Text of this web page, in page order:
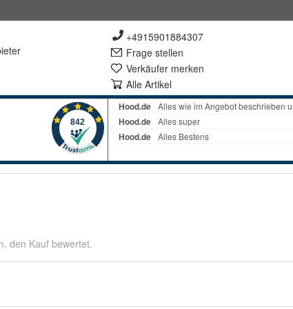
+4915901884307
Frage stellen
Verkäufer merken
Alle Artikel
den Kauf bewertet.